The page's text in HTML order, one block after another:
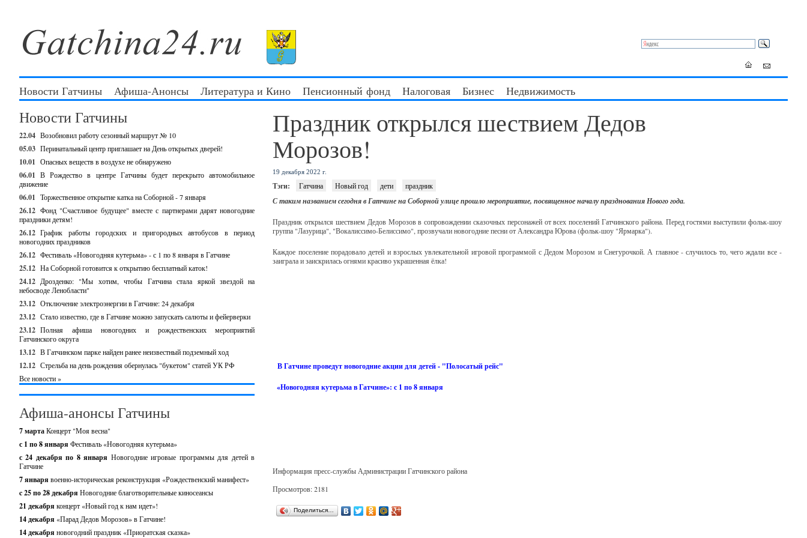
Новости Гатчины Афиша-Анонсы Литература и Кино Пенсионный фонд Налоговая Бизнес Недвижимость
Новости Гатчины
22.04 Возобновил работу сезонный маршрут № 10
05.03 Перинатальный центр приглашает на День открытых дверей!
10.01 Опасных веществ в воздухе не обнаружено
06.01 В Рождество в центре Гатчины будет перекрыто автомобильное
движение
06.01 Торжественное открытие катка на Соборной - 7 января
26.12 Фонд "Счастливое будущее" вместе с партнерами дарят новогодние
праздники детям!
26.12 График работы городских и пригородных автобусов в период
новогодних праздников
26.12 Фестиваль «Новогодняя кутерьма» - с 1 по 8 января в Гатчине
25.12 На Соборной готовится к открытию бесплатный каток!
24.12 Дрозденко: "Мы хотим, чтобы Гатчина стала яркой звездой на
небосводе Ленобласти"
23.12 Отключение электроэнергии в Гатчине: 24 декабря
23.12 Стало известно, где в Гатчине можно запускать салюты и фейерверки
23.12 Полная афиша новогодних и рождественских мероприятий
Гатчинского округа
13.12 В Гатчинском парке найден ранее неизвестный подземный ход
12.12 Стрельба на день рождения обернулась "букетом" статей УК РФ
Все новости »
Афиша-анонсы Гатчины
7 мартаКонцерт "Моя весна"
с 1 по 8 января Фестиваль «Новогодняя кутерьма»
с 24 декабря по 8 января Новогодние игровые программы для детей в
Гатчине
7 января военно-историческая реконструкция «Рождественский манифест»
c 25 по 28 декабря Новогодние благотворительные киносеансы
21 декабря концерт «Новый год к нам идет»!
14 декабря «Парад Дедов Морозов» в Гатчине!
14 декабря новогодний праздник «Приоратская сказка»
Праздник открылся шествием Дедов
Морозов!
19 декабря 2022 г.
Тэги: Гатчина Новый год дети праздник
С таким названием сегодня в Гатчине на Соборной улице прошло мероприятие, посвященное началу празднования Нового года.
Праздник открылся шествием Дедов Морозов в сопровождении сказочных персонажей от всех поселений Гатчинского района. Перед гостями выступили фольк-шоу
группа "Лазурица", "Вокалиссимо-Белиссимо", прозвучали новогодние песни от Александра Юрова (фольк-шоу "Ярмарка").
Каждое поселение порадовало детей и взрослых увлекательной игровой программой с Дедом Морозом и Снегурочкой. А главное - случилось то, чего ждали все -
заиграла и заискрилась огнями красиво украшенная ёлка!
В Гатчине проведут новогодние акции для детей - "Полосатый рейс"
«Новогодняя кутерьма в Гатчине»: с 1 по 8 января
Информация пресс-службы Администрации Гатчинского района
Просмотров: 2181
Поделиться…